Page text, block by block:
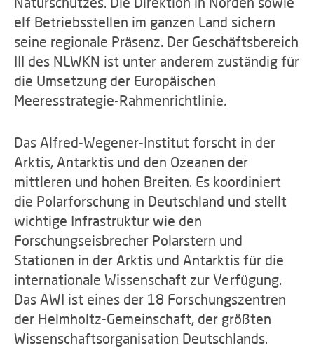
elf Betriebsstellen im ganzen Land sichern
seine regionale Präsenz. Der Geschäftsbereich
III des NLWKN ist unter anderem zuständig für
die Umsetzung der Europäischen
Meeresstrategie-Rahmenrichtlinie.
Das Alfred-Wegener-Institut forscht in der
Arktis, Antarktis und den Ozeanen der
mittleren und hohen Breiten. Es koordiniert
die Polarforschung in Deutschland und stellt
wichtige Infrastruktur wie den
Forschungseisbrecher Polarstern und
Stationen in der Arktis und Antarktis für die
internationale Wissenschaft zur Verfügung.
Das AWI ist eines der 18 Forschungszentren
der Helmholtz-Gemeinschaft, der größten
Wissenschaftsorganisation Deutschlands.